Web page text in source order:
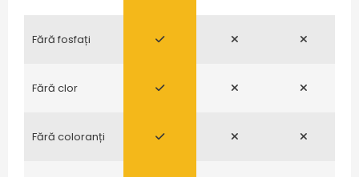
Fără fosfați
Fără clor
Fără coloranți